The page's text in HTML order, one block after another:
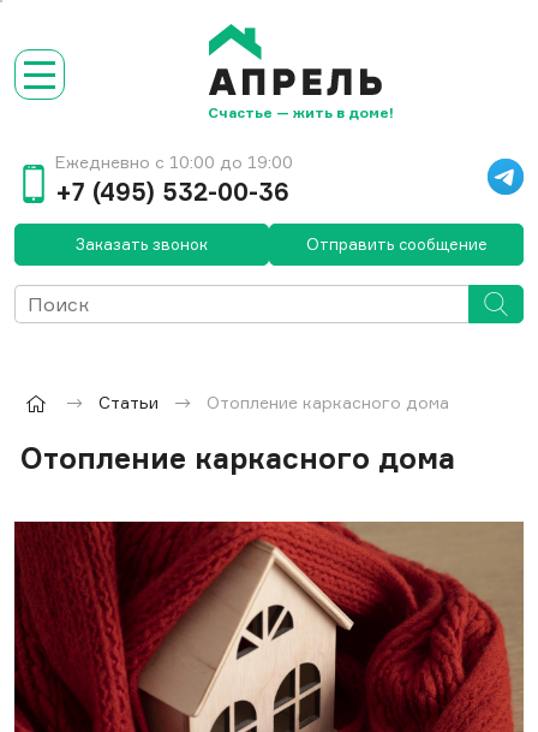
Счастье — жить в доме!
Ежедневно с 10:00 до 19:00
+7 (495) 532-00-36
Заказать звонок Отправить сообщение
Статьи Отопление каркасного дома
Отопление каркасного дома